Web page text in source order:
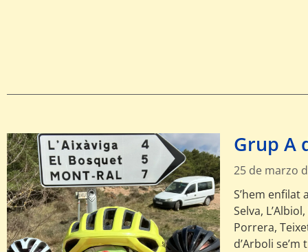
Grup A
25 de marzo
S’hem
Selva,
Porrera,
d’Arboli